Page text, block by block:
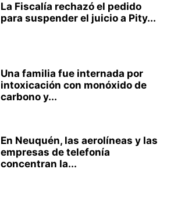
La Fiscalía rechazó el pedido
para suspender el juicio a Pity...
Una familia fue internada por
intoxicación con monóxido de
carbono y...
En Neuquén, las aerolíneas y las
empresas de telefonía
concentran la...